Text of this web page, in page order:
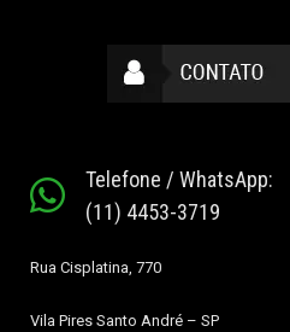
Telefone / WhatsApp:
(11) 4453-3719
Rua Cisplatina, 770
Vila Pires Santo André – SP